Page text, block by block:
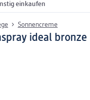
einkaufen
Sonnencreme
ideal bronze